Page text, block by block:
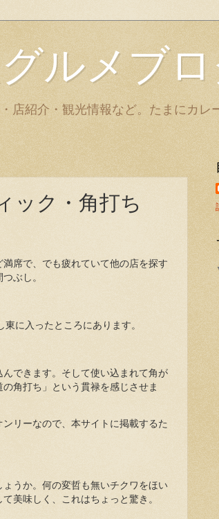
ルメブ
店紹介・観光情報など。たまにカレ
ック・角打ち
席で、でも疲れていて他の店を探す
ぶし。
に入ったところにあります。
できます。そして使い込まれて角が
角打ち」という貫禄を感じさせま
リーなので、本サイトに掲載するた
うか。何の変哲も無いチクワをほい
美味しく、これはちょっと驚き。